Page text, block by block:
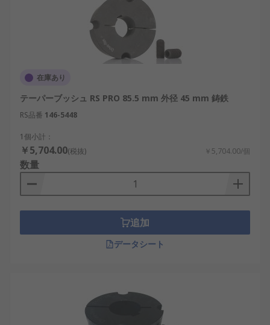
在庫あり
テーパーブッシュ RS PRO 85.5 mm 外径 45 mm 鋳鉄
RS品番 146-5448
1個小計：
￥5,704.00(税抜) ￥5,704.00/個
数量
追加
データシート